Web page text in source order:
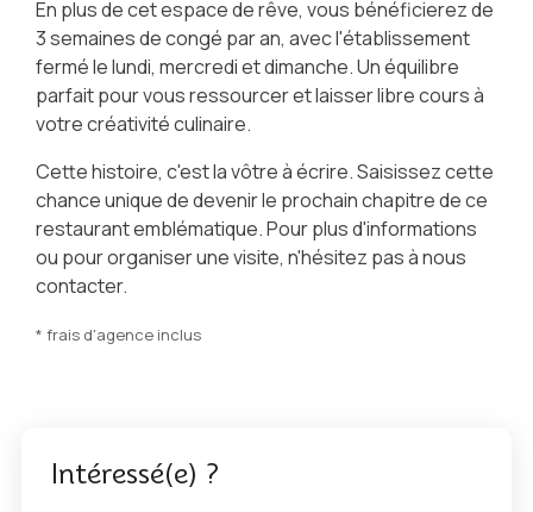
En plus de cet espace de rêve, vous bénéficierez de
3 semaines de congé par an, avec l'établissement
fermé le lundi, mercredi et dimanche. Un équilibre
parfait pour vous ressourcer et laisser libre cours à
votre créativité culinaire.
Cette histoire, c'est la vôtre à écrire. Saisissez cette
chance unique de devenir le prochain chapitre de ce
restaurant emblématique. Pour plus d'informations
ou pour organiser une visite, n'hésitez pas à nous
contacter.
* frais d'agence inclus
Intéressé(e) ?